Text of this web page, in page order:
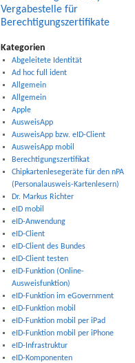
Vergabestelle für
Berechtigungszertifikate
Kategorien
Abgeleitete Identität
Ad hoc full ident
Allgemein
Allgemein
Apple
AusweisApp
AusweisApp bzw. eID-Client
AusweisApp mobil
Berechtigungszertifikat
Chipkartenlesegeräte für den nPA
(Personalausweis-Kartenlesern)
Dr. Markus Richter
eID mobil
eID-Anwendung
eID-Client
eID-Client des Bundes
eID-Client testen
eID-Funktion (Online-
Ausweisfunktion)
eID-Funktion im eGovernment
eID-Funktion mobil
eID-Funktion mobil per iPad
eID-Funktion mobil per iPhone
eID-Infrastruktur
eID-Komponenten